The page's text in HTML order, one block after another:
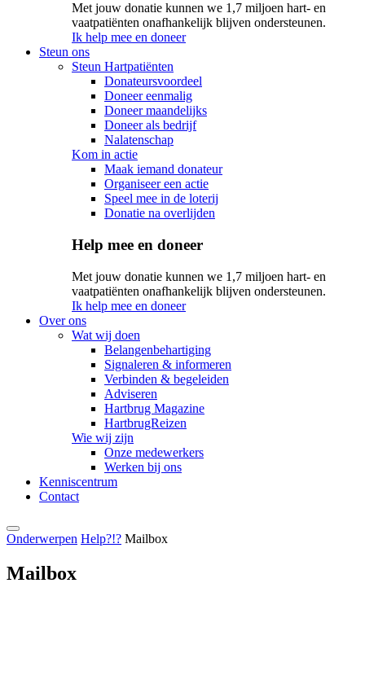
Met jouw donatie kunnen we 1,7 miljoen hart- en
vaatpatiënten onafhankelijk blijven ondersteunen.
Ik help mee en doneer
Steun ons
Steun Hartpatiënten
Donateursvoordeel
Doneer eenmalig
Doneer maandelijks
Doneer als bedrijf
Nalatenschap
Kom in actie
Maak iemand donateur
Organiseer een actie
Speel mee in de loterij
Donatie na overlijden
Help mee en doneer
Met jouw donatie kunnen we 1,7 miljoen hart- en
vaatpatiënten onafhankelijk blijven ondersteunen.
Ik help mee en doneer
Over ons
Wat wij doen
Belangenbehartiging
Signaleren & informeren
Verbinden & begeleiden
Adviseren
Hartbrug Magazine
HartbrugReizen
Wie wij zijn
Onze medewerkers
Werken bij ons
Kenniscentrum
Contact
Onderwerpen Help?!? Mailbox
Mailbox